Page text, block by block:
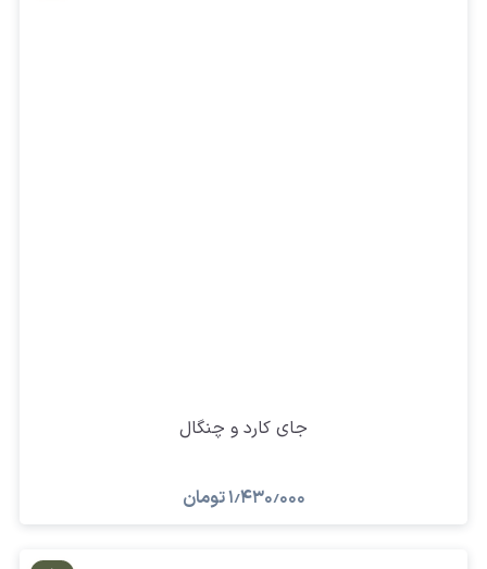
جای کارد و چنگال
۱٫۴۳۰٫۰۰۰تومان